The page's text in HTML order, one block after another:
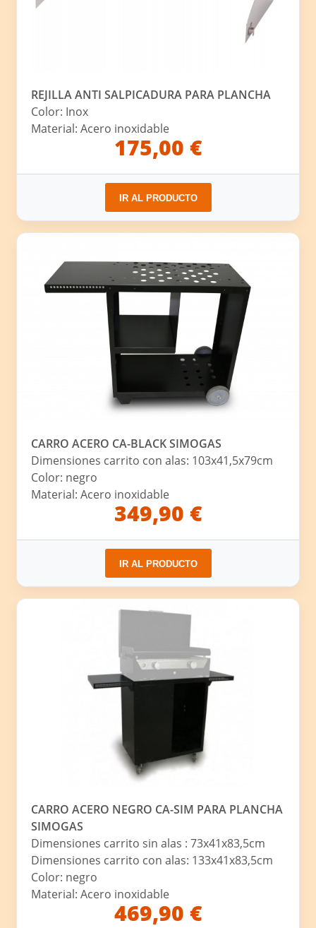
REJILLA ANTI SALPICADURA PARA PLANCHA
Color: Inox
Material: Acero inoxidable
175,00 €
IR AL PRODUCTO
CARRO ACERO CA-BLACK SIMOGAS
Dimensiones carrito con alas: 103x41,5x79cm
Color: negro
Material: Acero inoxidable
349,90 €
IR AL PRODUCTO
CARRO ACERO NEGRO CA-SIM PARA PLANCHA
SIMOGAS
Dimensiones carrito sin alas : 73x41x83,5cm
Dimensiones carrito con alas: 133x41x83,5cm
Color: negro
Material: Acero inoxidable
469,90 €